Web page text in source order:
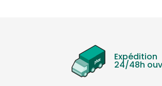
Expédition
24/48h